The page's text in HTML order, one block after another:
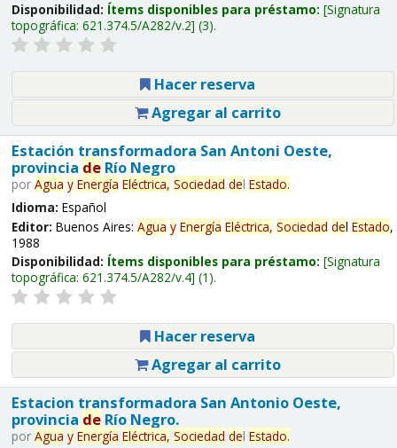
Disponibilidad: Ítems disponibles para préstamo: Signatura
topográfica: 621.374.5/A282/v.2 (3).
Hacer reserva
Agregar al carrito
Estación transformadora San Antoni Oeste,
provincia deRío Negro
por Agua y Energía Eléctrica, Sociedad del Estado.
Idioma: Español
Editor: Buenos Aires: Agua y Energía Eléctrica, Sociedad del Estado,
1988
Disponibilidad: Ítems disponibles para préstamo: Signatura
topográfica: 621.374.5/A282/v.4 (1).
Hacer reserva
Agregar al carrito
Estacion transformadora San Antonio Oeste,
provincia deRío Negro.
por Agua y Energía Eléctrica, Sociedad del Estado.